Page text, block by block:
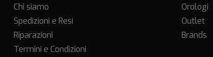
Chi siamo
Spedizioni e Resi
Riparazioni
Termini e Condizioni
Orologi
Outlet
Brands